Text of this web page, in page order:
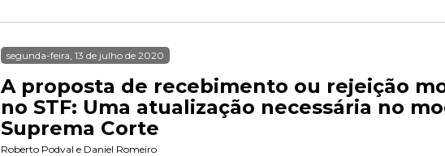
segunda-feira, 13 de julho de 2020
A proposta de recebimento ou rejeição
no STF: Uma atualização necessária no
Suprema Corte
Roberto Podval e Daniel Romeiro